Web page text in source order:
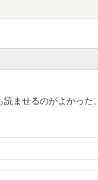
ませるのがよかった。